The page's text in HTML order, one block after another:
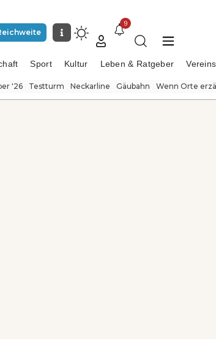
9
Sport Kultur Leben & Ratgeber
'26 Testturm Neckarline Gäubahn Wenn Orte